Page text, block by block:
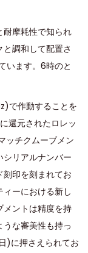
耐摩耗性で知られ
調和して配置さ
います。6時のと
で作動することを
還元されたロレッ
ッチクムーブメン
シリアルナンバー
刻印を刻まれてお
ーにおける新し
メントは精度を持
な審美性も持っ
)に押さえられてお